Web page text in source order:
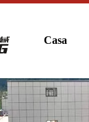
Casa